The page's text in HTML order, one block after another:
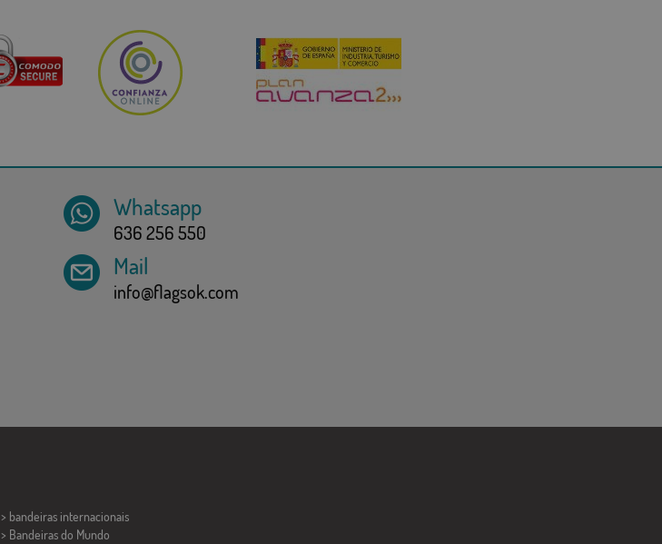
Whatsapp
636 256 550
Mail
info@flagsok.com
> bandeiras internacionais
> Bandeiras do Mundo